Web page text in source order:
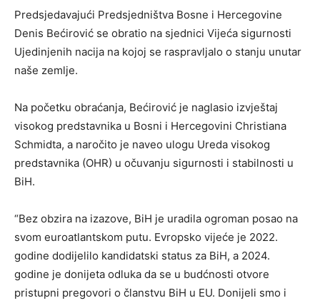
Predsjedavajući Predsjedništva Bosne i Hercegovine
Denis Bećirović se obratio na sjednici Vijeća sigurnosti
Ujedinjenih nacija na kojoj se raspravljalo o stanju unutar
naše zemlje.
Na početku obraćanja, Bećirović je naglasio izvještaj
visokog predstavnika u Bosni i Hercegovini Christiana
Schmidta, a naročito je naveo ulogu Ureda visokog
predstavnika (OHR) u očuvanju sigurnosti i stabilnosti u
BiH.
“Bez obzira na izazove, BiH je uradila ogroman posao na
svom euroatlantskom putu. Evropsko vijeće je 2022.
godine dodijelilo kandidatski status za BiH, a 2024.
godine je donijeta odluka da se u budćnosti otvore
pristupni pregovori o članstvu BiH u EU. Donijeli smo i